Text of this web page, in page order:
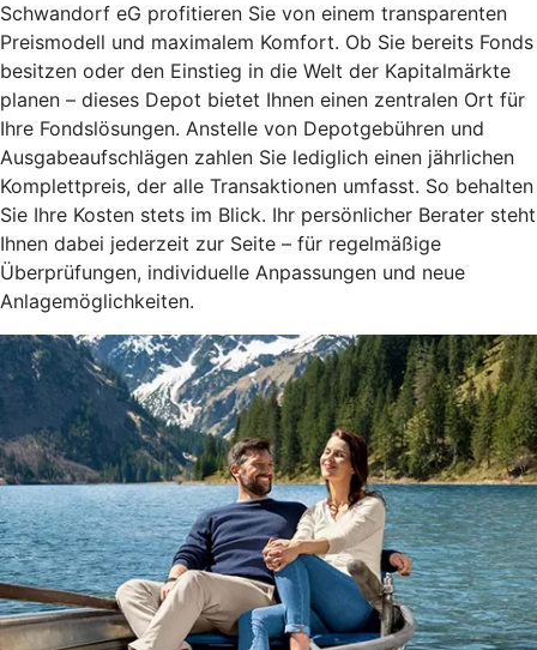
Schwandorf eG profitieren Sie von einem transparenten
Preismodell und maximalem Komfort. Ob Sie bereits Fonds
besitzen oder den Einstieg in die Welt der Kapitalmärkte
planen – dieses Depot bietet Ihnen einen zentralen Ort für
Ihre Fondslösungen. Anstelle von Depotgebühren und
Ausgabeaufschlägen zahlen Sie lediglich einen jährlichen
Komplettpreis, der alle Transaktionen umfasst. So behalten
Sie Ihre Kosten stets im Blick. Ihr persönlicher Berater steht
Ihnen dabei jederzeit zur Seite – für regelmäßige
Überprüfungen, individuelle Anpassungen und neue
Anlagemöglichkeiten.